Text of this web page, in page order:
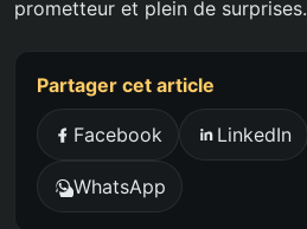
prometteur et plein de surprises.
Partager cet article
Facebook LinkedIn
WhatsApp